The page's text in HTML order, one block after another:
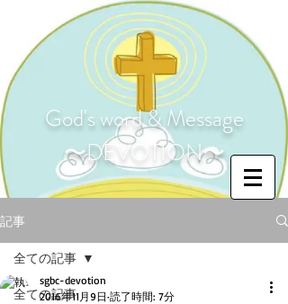
God's word & Message
〜DEVOTION〜
記事
全ての記事
全ての記事
sgbc-devotion
2016年11月9日 読了時間: 7分